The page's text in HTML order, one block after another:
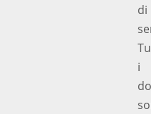
di
i